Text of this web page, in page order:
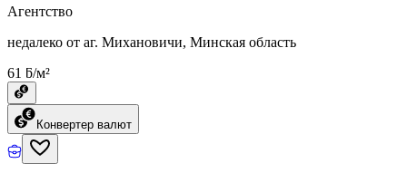
Агентство
недалеко от аг. Михановичи, Минская область
61 ƃ/м²
Конвертер валют